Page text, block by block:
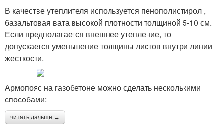
В качестве утеплителя используется пенополистирол ,
базальтовая вата высокой плотности толщиной 5-10 см.
Если предполагается внешнее утепление, то
допускается уменьшение толщины листов внутри линии
жесткости.
Армопояс на газобетоне можно сделать несколькими
способами:
читать дальше →